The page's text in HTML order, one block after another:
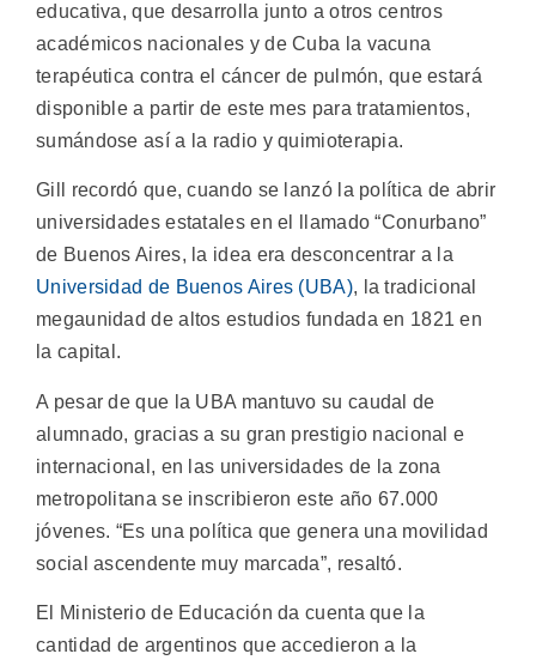
educativa, que desarrolla junto a otros centros
académicos nacionales y de Cuba la vacuna
terapéutica contra el cáncer de pulmón, que estará
disponible a partir de este mes para tratamientos,
sumándose así a la radio y quimioterapia.
Gill recordó que, cuando se lanzó la política de abrir
universidades estatales en el llamado “Conurbano”
de Buenos Aires, la idea era desconcentrar a la
Universidad de Buenos Aires (UBA), la tradicional
megaunidad de altos estudios fundada en 1821 en
la capital.
A pesar de que la UBA mantuvo su caudal de
alumnado, gracias a su gran prestigio nacional e
internacional, en las universidades de la zona
metropolitana se inscribieron este año 67.000
jóvenes. “Es una política que genera una movilidad
social ascendente muy marcada”, resaltó.
El Ministerio de Educación da cuenta que la
cantidad de argentinos que accedieron a la